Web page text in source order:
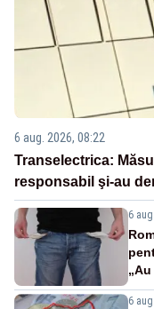
6 aug. 2026, 08:22
Transelectrica:
responsabil şi-au
6
6